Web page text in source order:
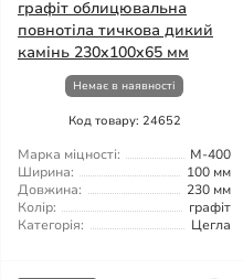
графіт облицювальна
повнотіла тичкова дикий
камінь 230x100x65 мм
Немає в наявності
Код товару: 24652
Марка міцності:
М-400
Ширина:
100 мм
Довжина:
230 мм
Колір:
графіт
Категорія:
Цегла